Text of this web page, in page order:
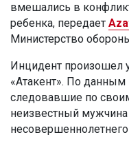
вмешались в
ребенка, передает
Министерство
Инцидент произошел
«Атакент». По
следовавшие по
неизвестный